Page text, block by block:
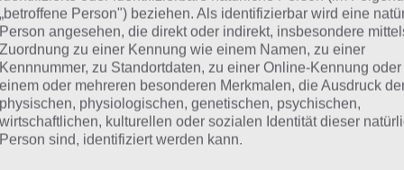
Island immer noch weiter Spielen. Lediglich alle
ausgeblendete.
Nachteile sind folgende: Die eher schwache Grafik trübt
Sobald du an deine Gebäude
leichten Anfall, denn sowenig Pixel haben wir in einem
weg und auf einem kleinerem Bildschirm mag dies
„betroffene Person") beziehen. Als identifizierbar wird eine
Person angesehen, die direkt oder indirekt, insbesondere
Zuordnung zu einer Kennung wie einem Namen, zu einer
Kennnummer, zu Standortdaten, zu einer Online-Kennung oder
einem oder mehreren besonderen Merkmalen, die Ausdruck
physischen, physiologischen, genetischen, psychischen,
wirtschaftlichen, kulturellen oder sozialen Identität dieser
Person sind, identifiziert werden kann.